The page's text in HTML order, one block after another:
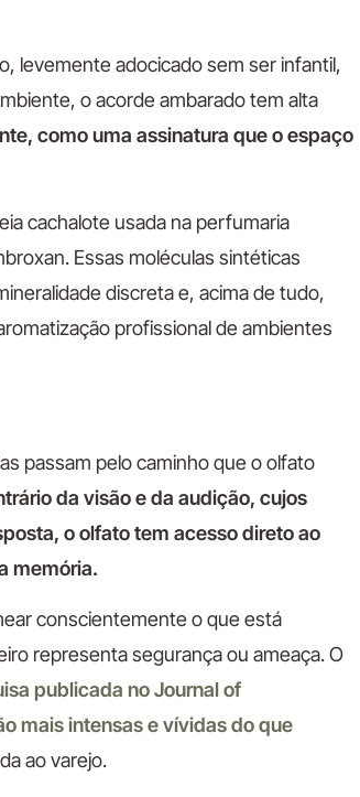
levemente adocicado sem ser infantil,
o acorde ambarado tem alta
como uma assinatura que o espaço
cachalote usada na perfumaria
Essas moléculas sintéticas
discreta e, acima de tudo,
profissional de ambientes
passam pelo caminho que o olfato
da visão e da audição, cujos
o olfato tem acesso direto ao
memória.
conscientemente o que está
representa segurança ou ameaça. O
publicada no Journal of
mais intensas e vívidas do que
ao varejo.